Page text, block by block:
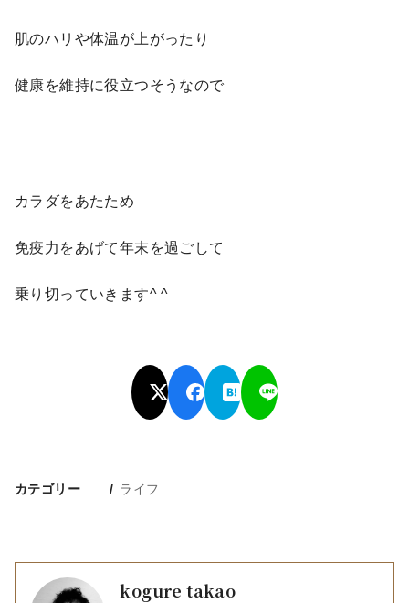
肌のハリや体温が上がったり
健康を維持に役立つそうなので
カラダをあたため
免疫力をあげて年末を過ごして
乗り切っていきます^ ^
カテゴリー ライフ
kogure takao